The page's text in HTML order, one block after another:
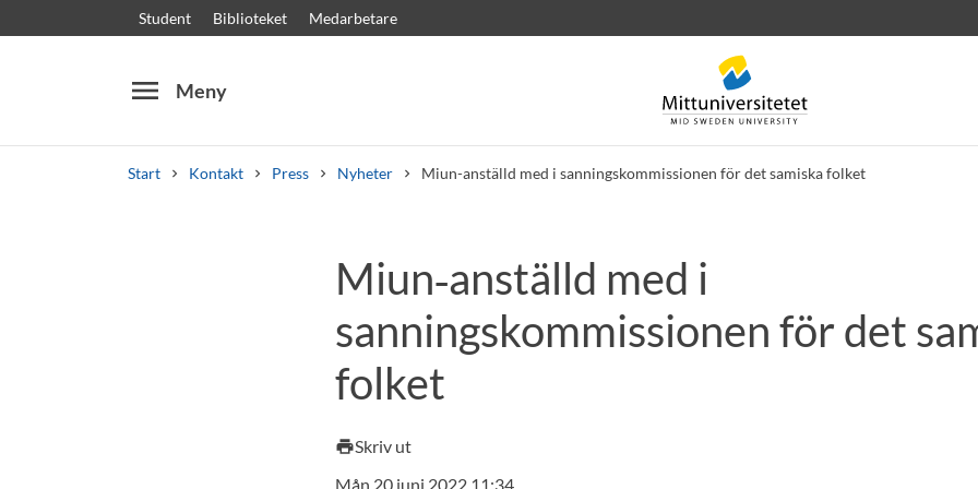
Student Biblioteket Medarbetare
menu Meny
Start Kontakt Press Nyheter Miun-anställd med i sanningskommissionen för det samiska folket
KursplanerVälkomstbrev Personal Lediga jobb
Miun‑anställd med i
sanningskommissionen för det
folket
printSkriv ut
Mån 20 juni 2022 11:34